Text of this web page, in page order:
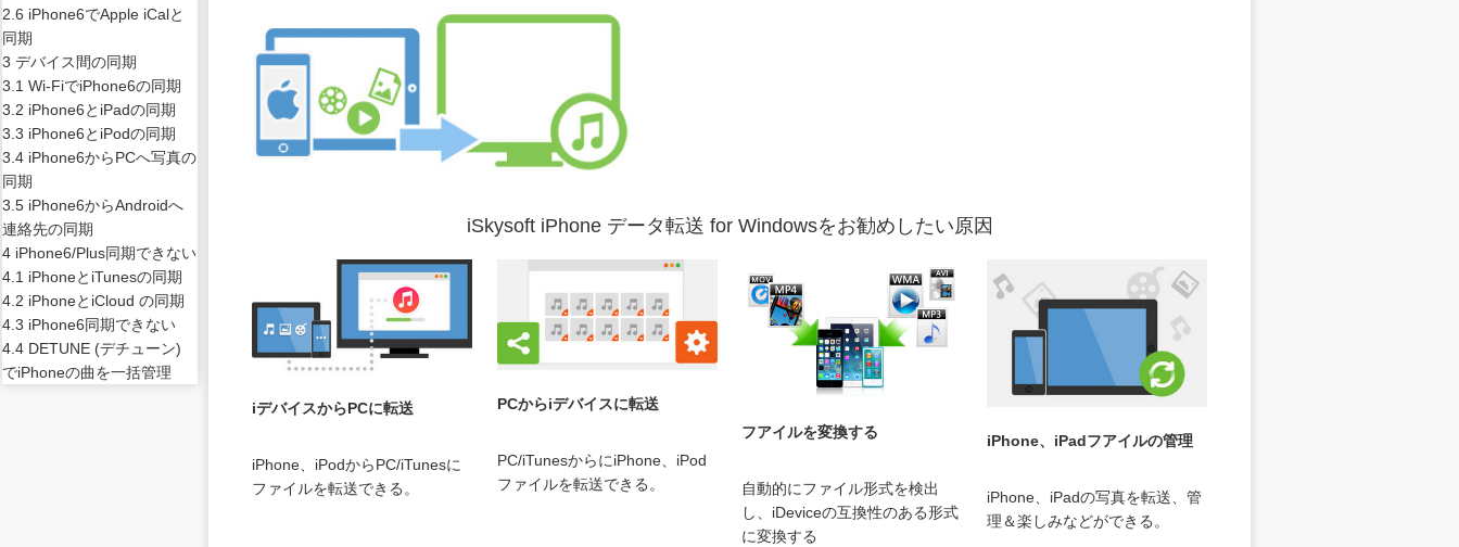
2.6 iPhone6でApple iCalと
同期
3 デバイス間の同期
3.1 Wi-FiでiPhone6の同期
3.2 iPhone6とiPadの同期
3.3 iPhone6とiPodの同期
3.4 iPhone6からPCへ写真の
同期
3.5 iPhone6からAndroidへ
連絡先の同期
4 iPhone6/Plus同期できない
4.1 iPhoneとiTunesの同期
4.2 iPhoneとiCloud の同期
4.3 iPhone6同期できない
4.4 DETUNE (デチューン)
でiPhoneの曲を一括管理
iSkysoft iPhone データ転送 for Windowsをお勧めしたい原因
iデバイスからPCに転送
iPhone、iPodからPC/iTunesに
ファイルを転送できる。
PCからiデバイスに転送
PC/iTunesからにiPhone、iPod
ファイルを転送できる。
フアイルを変換する
自動的にファイル形式を検出
し、iDeviceの互換性のある形式
に変換する
iPhone、iPadフアイルの管理
iPhone、iPadの写真を転送、管
理＆楽しみなどができる。